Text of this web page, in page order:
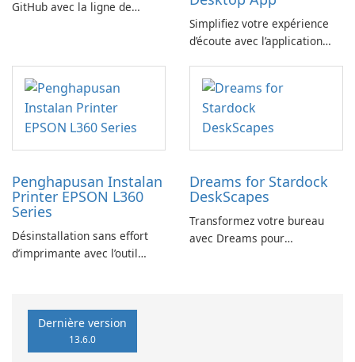
GitHub avec la ligne de
Simplifiez votre expérience
d’écoute avec l’application
Penghapusan Instalan
Printer EPSON L360
Series
Désinstallation sans effort
d’imprimante avec l’outil
Dreams for Stardock
DeskScapes
Transformez votre bureau
avec Dreams pour
Dernière version
13.6.0